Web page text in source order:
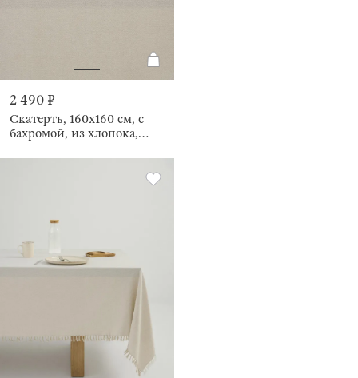
2 490 ₽
Скатерть, 160х160 см, с
бахромой, из хлопока,